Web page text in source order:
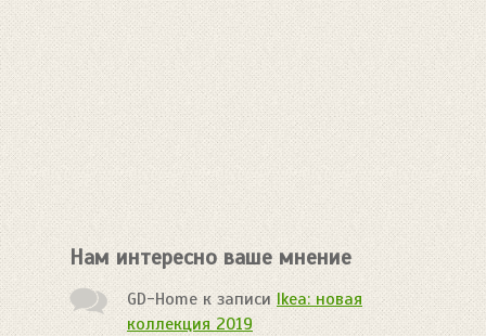
Нам интересно ваше мнение
GD-Homeк записиIkea: новая
коллекция 2019